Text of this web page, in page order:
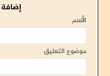
الأسم
موضوع التعليق